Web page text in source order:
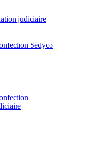
judiciaire
Sedyco